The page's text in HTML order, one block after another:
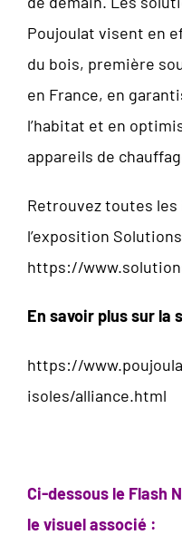
Poujoulat visent en
du bois, première
en France, en
l’habitat et en
appareils de
Retrouvez toutes
l’exposition
https://
En savoir plus sur la
https://
isoles/alliance.html
Ci-dessous le Flash
le visuel associé :